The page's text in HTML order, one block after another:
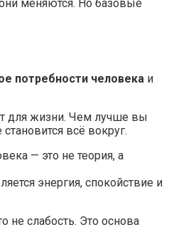
меняются. Но базовые
потребности человека и
для жизни. Чем лучше вы
всё вокруг.
— это не теория, а
энергия, спокойствие и
не слабость. Это основа